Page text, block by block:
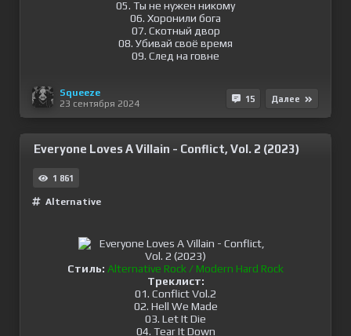
05. Ты не нужен никому
06. Хоронили бога
07. Скотный двор
08. Убивай своё время
09. След на говне
Squeeze
23 сентября 2024
15 Далее
Everyone Loves A Villain - Conflict, Vol. 2 (2023)
1 861
Alternative
Стиль: Alternative Rock / Modern Hard Rock
Треклист:
01. Conflict Vol.2
02. Hell We Made
03. Let It Die
04. Tear It Down